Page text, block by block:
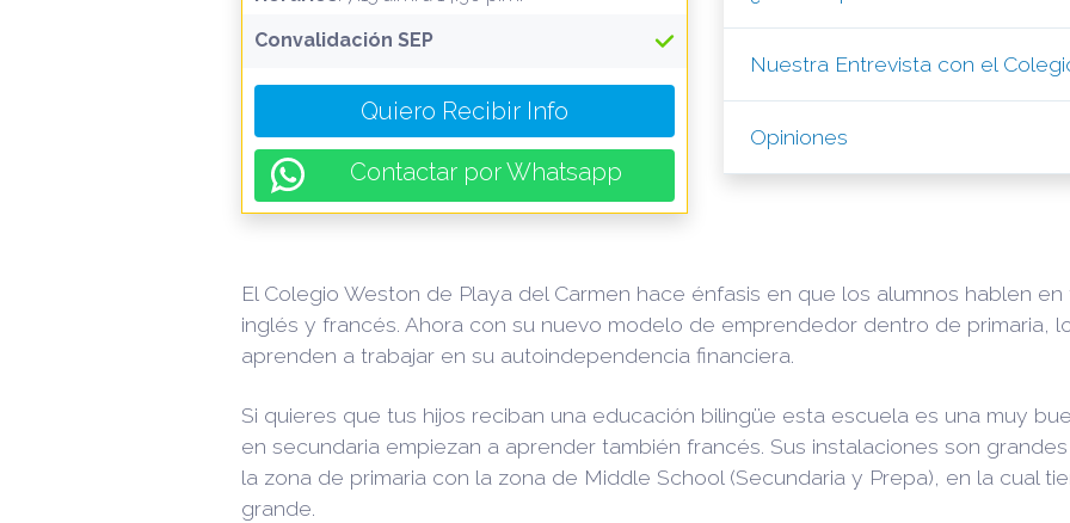
Convalidación SEP
Quiero Recibir Info
Contactar por Whatsapp
Nuestra Entrevista con el
Opiniones
El Colegio Weston de Playa del Carmen hace énfasis en que los alumnos hablen
inglés y francés . Ahora con su nuevo modelo de emprendedor dentro de primaria,
aprenden a trabajar en su autoindependencia financiera.
Si quieres que tus hijos reciban una educación bilingüe esta escuela es una muy
en secundaria empiezan a aprender también francés. Sus instalaciones son
la zona de primaria con la zona de Middle School (Secundaria y Prepa), en la cual
grande.